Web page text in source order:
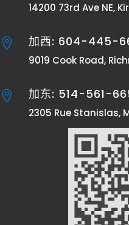
14200 73rd Ave NE,
 加西: 604-445-
9019 Cook Road,
 加东: 514-561-
2305 Rue Stanislas,